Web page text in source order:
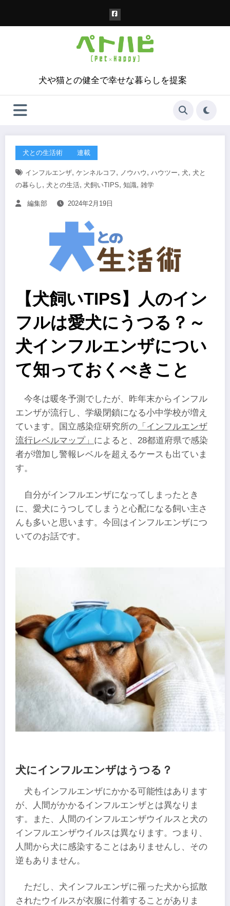
犬や猫との健全で幸せな暮らしを提案
犬との生活術 連載
インフルエンザ, ケンネルコフ, ノウハウ , ハウツー, 犬, 犬と
の暮らし , 犬との生活, 犬飼いTIPS, 知識, 雑学
編集部 2024年2月19日
【犬飼いTIPS】人のイン
フルは愛犬にうつる？～
犬インフルエンザについ
て知っておくべきこと
今冬は暖冬予測でしたが、昨年末からインフル
エンザが流行し、学級閉鎖になる小中学校が増え
ています。国立感染症研究所の 「インフルエンザ
流行レベルマップ」 によると、28都道府県で感染
者が増加し警報レベルを超えるケースも出ていま
す。
自分がインフルエンザになってしまったとき
に、愛犬にうつしてしまうと心配になる飼い主さ
んも多いと思います。今回はインフルエンザにつ
いてのお話です。
犬にインフルエンザはうつる？
犬もインフルエンザにかかる可能性はあります
が、人間がかかるインフルエンザとは異なりま
す。また、人間のインフルエンザウイルスと犬の
インフルエンザウイルスは異なります。つまり、
人間から犬に感染することはありませんし、その
逆もありません。
ただし、犬インフルエンザに罹った犬から拡散
されたウイルスが衣服に付着することがありま